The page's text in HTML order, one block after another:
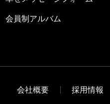
会員制アルバム
会社概要 採用情報